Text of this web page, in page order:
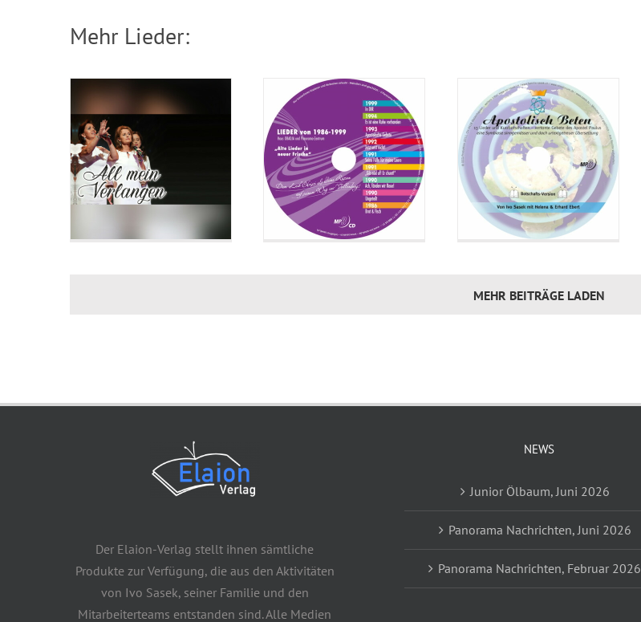
Mehr Lieder:
MEHR BEITRÄGE LADEN
Der Elaion-Verlag stellt ihnen sämtliche
Produkte zur Verfügung, die aus den Aktivitäten
von Ivo Sasek, seiner Familie und den
Mitarbeiterteams entstanden sind. Alle Medien
NEWS
Junior Ölbaum, Juni 2026
Panorama Nachrichten, Juni 2026
Panorama Nachrichten, Februar 2026